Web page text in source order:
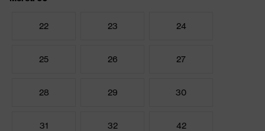
22 23 24
25 26 27
28 29 30
31 32 42